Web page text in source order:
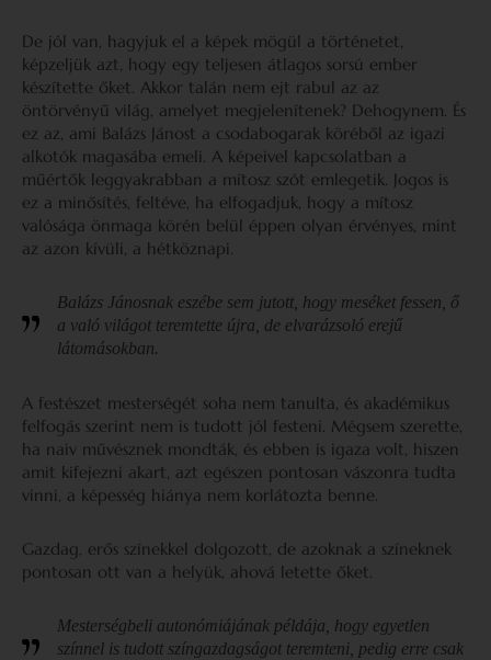
De jól van, hagyjuk el a képek mögül a történetet,
képzeljük azt, hogy egy teljesen átlagos sorsú ember
készítette őket. Akkor talán nem ejt rabul az az
öntörvényű világ, amelyet megjelenítenek? Dehogynem. És
ez az, ami Balázs Jánost a csodabogarak köréből az igazi
alkotók magasába emeli. A képeivel kapcsolatban a
műértők leggyakrabban a mítosz szót emlegetik. Jogos is
ez a minősítés, feltéve, ha elfogadjuk, hogy a mítosz
valósága önmaga körén belül éppen olyan érvényes, mint
az azon kívüli, a hétköznapi.
Balázs Jánosnak eszébe sem jutott, hogy meséket fessen, ő
a való világot teremtette újra, de elvarázsoló erejű
látomásokban.
A festészet mesterségét soha nem tanulta, és akadémikus
felfogás szerint nem is tudott jól festeni. Mégsem szerette,
ha naiv művésznek mondták, és ebben is igaza volt, hiszen
amit kifejezni akart, azt egészen pontosan vászonra tudta
vinni, a képesség hiánya nem korlátozta benne.
Gazdag, erős színekkel dolgozott, de azoknak a színeknek
pontosan ott van a helyük, ahová letette őket.
Mesterségbeli autonómiájának példája, hogy egyetlen
színnel is tudott színgazdagságot teremteni, pedig erre csak